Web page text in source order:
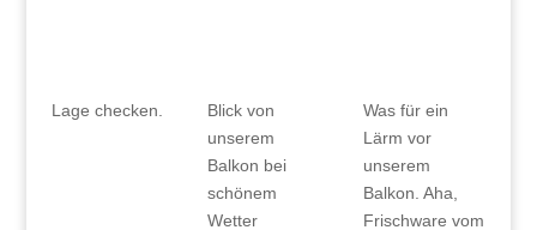
Lage checken.
Blick von
unserem
Balkon bei
schönem
Wetter
Was für ein
Lärm vor
unserem
Balkon. Aha,
Frischware vom